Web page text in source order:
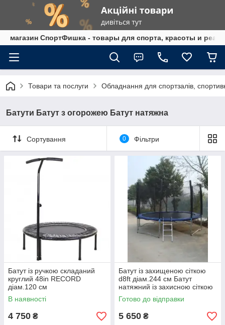
магазин СпортФишка - товары для спорта, красоты и
Товари та послуги Обладнання для спортзалів,
Батути Батут з огорожею Батут натяжна
Сортування 0 Фільтри
Батут із ручкою складаний
круглий 48in RECORD
діам.120 см
В наявності
4 750 ₴
Батут із захищеною сіткою
d8ft діам.244 см Батут
натяжний із захисною сіткою
Батут із сіткою
Готово до відправки
5 650 ₴